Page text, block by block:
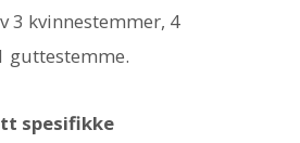
3 kvinnestemmer, 4
guttestemme.
spesifikke